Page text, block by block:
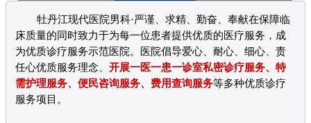
牡丹江现代医院男科·严谨、求精、勤奋、奉献在保障临
床质量的同时致力于为每一位患者提供优质的医疗服务，成
为优质诊疗服务示范医院。医院倡导爱心、耐心、细心、责
任心优质服务理念、开展一医一患一诊室私密诊疗服务、特
需护理服务、便民咨询服务、费用查询服务等多种优质诊疗
服务项目。